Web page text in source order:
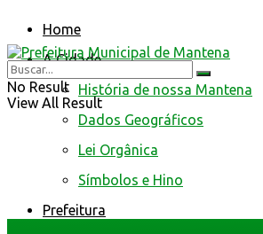
Home
A Cidade
História de nossa Mantena
Dados Geográficos
Lei Orgânica
Símbolos e Hino
Prefeitura
No Result
View All Result